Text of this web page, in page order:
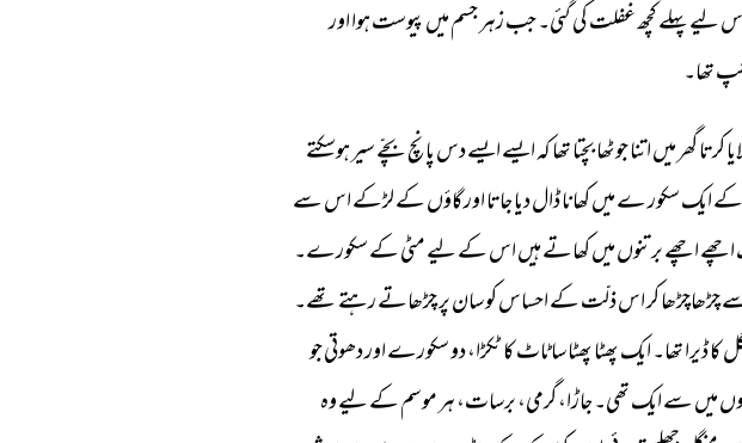
لیے پہلے کچھ غفلت کی گئی۔ جب زہر جسم میں پیوست ہوا اور
تھا۔
کرتا گھر میں اتنا جوٹھا بچتا تھا کہ ایسے ایسے دس پانچ بچّے سیر ہوسکتے
کے ایک سکور ے میں کھانا ڈال دیا جاتا اور گاؤں کے لڑکے اس سے
اچھے اچھے برتنوں میں کھاتے ہیں اس کے لیے مٹی کے سکورے۔
چڑھاچڑھا کر اس ذلّت کے احساس کو سان پر چڑھاتے رہتے تھے۔
کا ڈیرا تھا۔ ایک پھٹا پھٹا سا ٹاٹ کا ٹکڑا، دو سکورے اور دھوتی جو
میں سے ایک تھی۔ جاڑا، گرمی، برسات، ہر موسم کے لیے وہ